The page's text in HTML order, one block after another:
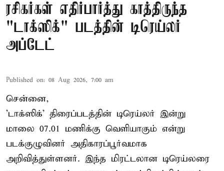
ரசிகர்கள் எதிர்பார்த்து காத்திருந்த
"டாக்ஸிக்" படத்தின் டிரெய்லர்
அப்டேட்
Published on: 08 Aug 2026, 7:00 am
சென்னை,
'டாக்ஸிக்' திரைப்படத்தின் டிரெய்லர் இன்று
மாலை 07.01 மணிக்கு வெளியாகும் என்று
படக்குழுவினர் அதிகாரப்பூர்வமாக
அறிவித்துள்ளனர். இந்த மிரட்டலான டிரெய்லரை